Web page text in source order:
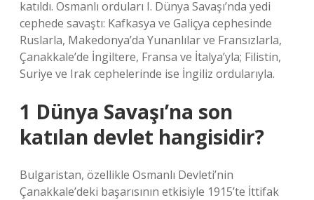
katıldı. Osmanlı orduları I. Dünya Savaşı’nda yedi
cephede savaştı: Kafkasya ve Galiçya cephesinde
Ruslarla, Makedonya’da Yunanlılar ve Fransızlarla,
Çanakkale’de İngiltere, Fransa ve İtalya’yla; Filistin,
Suriye ve Irak cephelerinde ise İngiliz ordularıyla.
1 Dünya Savaşı’na son
katılan devlet hangisidir?
Bulgaristan, özellikle Osmanlı Devleti’nin
Çanakkale’deki başarısının etkisiyle 1915’te İttifak